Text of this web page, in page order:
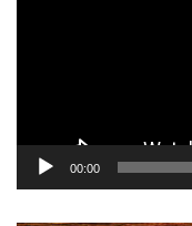
00:00